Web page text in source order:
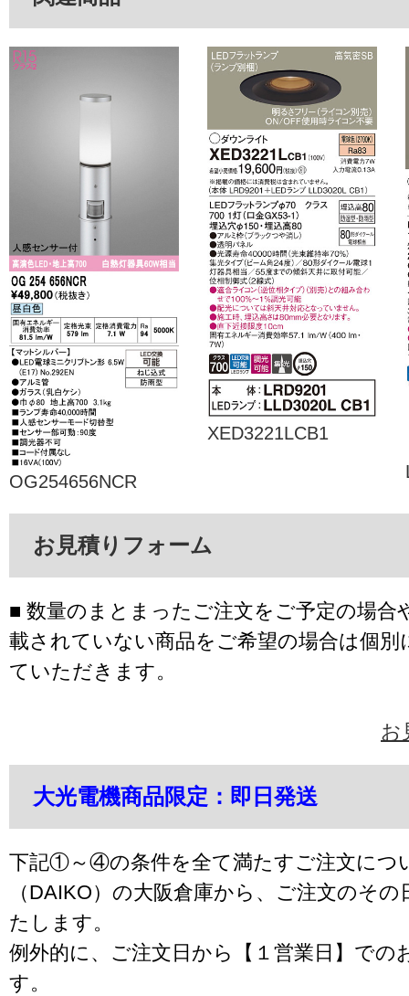
OG254656NCR
XED3221LCB1
お見積りフォーム
■ 数量のまとまったご注文をご予定の場合
載されていない商品をご希望の場合は個別
ていただきます。
お
大光電機商品限定：即日発送
下記①～④の条件を全て満たすご注文につ
（DAIKO）の大阪倉庫から、ご注文のそ
たします。
例外的に、ご注文日から【１営業日】での
す。